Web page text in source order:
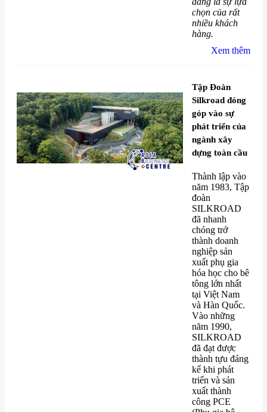
chọn của rất
nhiều khách
hàng.
Xem thêm
Tập Đoàn
Silkroad đóng
góp vào sự
phát triển của
ngành xây
dựng toàn cầu
Thành lập vào
năm 1983, Tập
đoàn
SILKROAD
đã nhanh
chóng trở
thành doanh
nghiệp sản
xuất phụ gia
hóa học cho bê
tông lớn nhất
tại Việt Nam
và Hàn Quốc.
Vào những
năm 1990,
SILKROAD
đã đạt được
thành tựu đáng
kể khi phát
triển và sản
xuất thành
công PCE